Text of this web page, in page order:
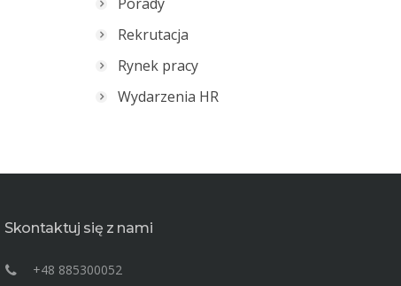
Rekrutacja
Rynek pracy
Wydarzenia HR
Skontaktuj się z nami
+48 885300052